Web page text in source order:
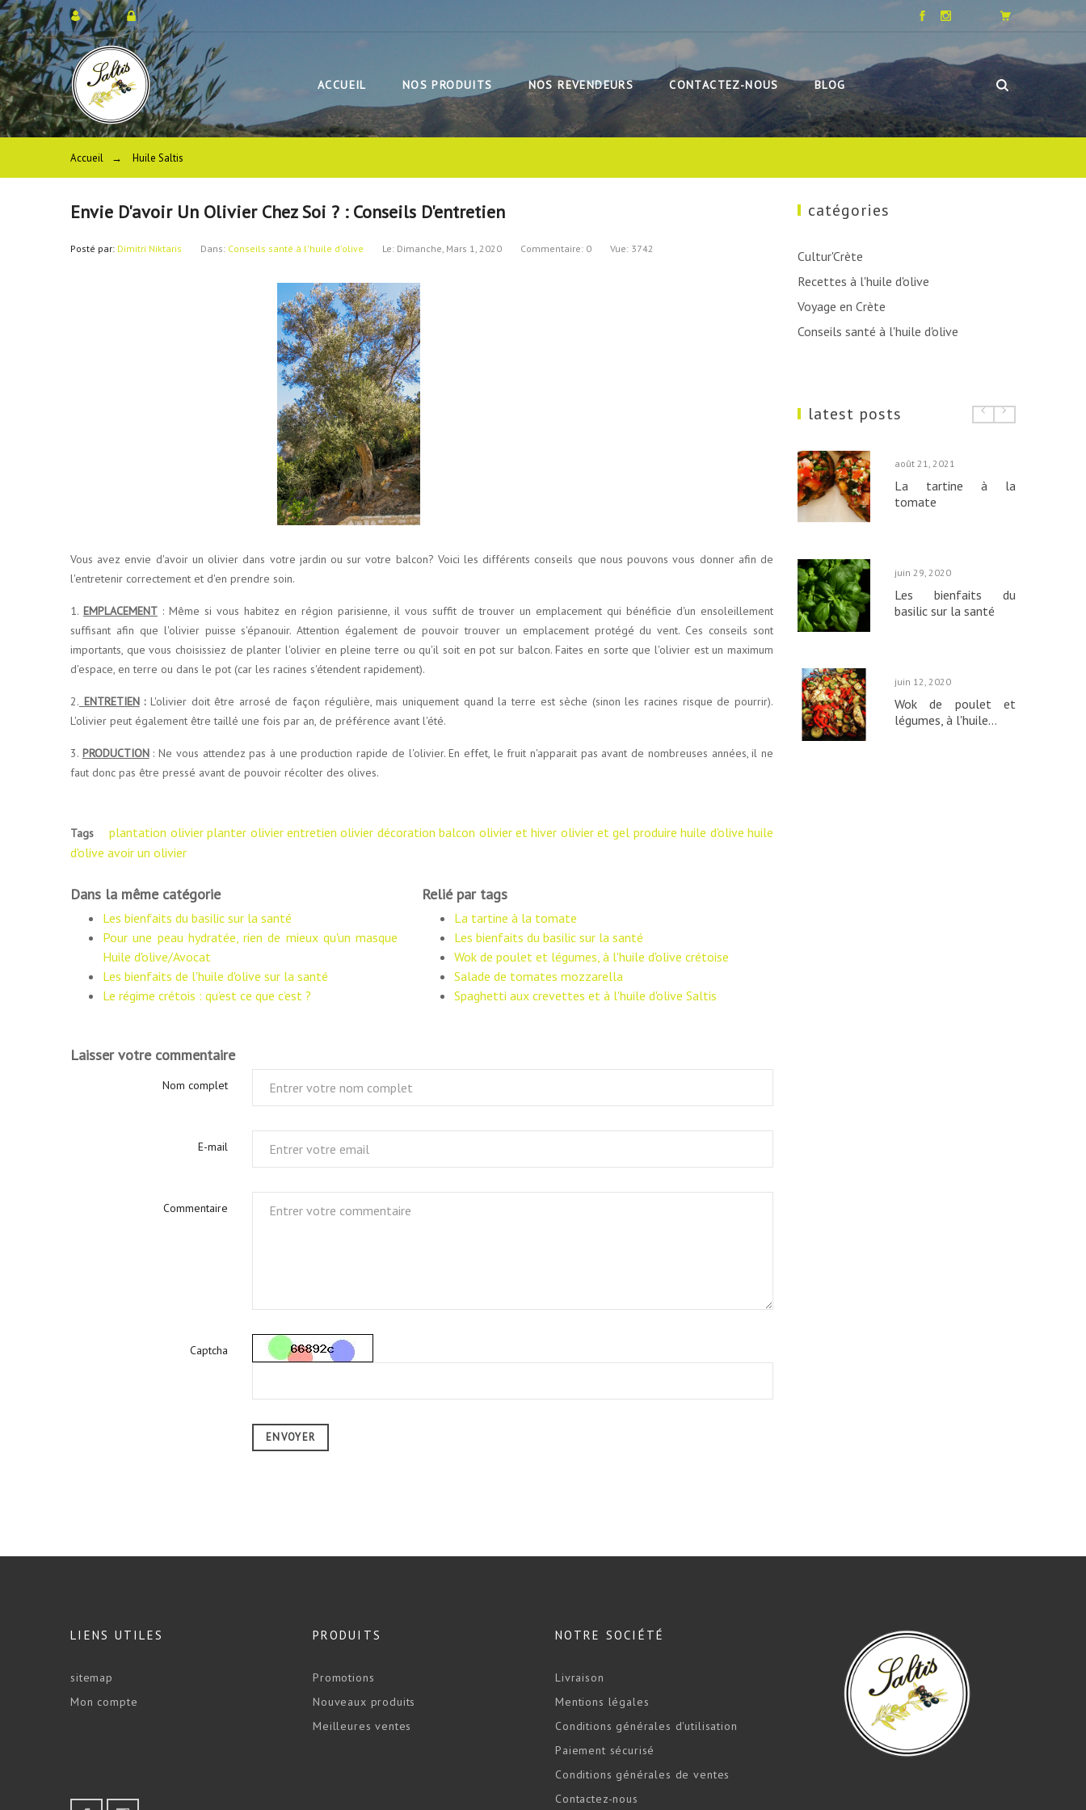
ACCUEIL NOS PRODUITS NOS REVENDEURS CONTACTEZ-NOUS BLOG
Accueil → Huile Saltis
Envie D'avoir Un Olivier Chez Soi ? : Conseils D'entretien
Posté par: Dimitri Niktaris Dans: Conseils santé à l'huile d'olive Le: Dimanche, Mars 1, 2020 Commentaire: 0 Vue: 3742
Vous avez envie d'avoir un olivier dans votre jardin ou sur votre balcon? Voici les différents conseils que nous pouvons vous donner afin de
l'entretenir correctement et d'en prendre soin.
1. EMPLACEMENT : Même si vous habitez en région parisienne, il vous suffit de trouver un emplacement qui bénéficie d'un ensoleillement
suffisant afin que l'olivier puisse s'épanouir. Attention également de pouvoir trouver un emplacement protégé du vent. Ces conseils sont
importants, que vous choisissiez de planter l'olivier en pleine terre ou qu'il soit en pot sur balcon. Faites en sorte que l'olivier est un maximum
d'espace, en terre ou dans le pot (car les racines s'étendent rapidement).
2. ENTRETIEN:L'olivier doit être arrosé de façon régulière, mais uniquement quand la terre est sèche (sinon les racines risque de pourrir).
L'olivier peut également être taillé une fois par an, de préférence avant l'été.
3. PRODUCTION: Ne vous attendez pas à une production rapide de l'olivier. En effet, le fruit n'apparait pas avant de nombreuses années, il ne
faut donc pas être pressé avant de pouvoir récolter des olives.
Tags plantation olivier planter olivier entretien olivier décoration balcon olivier et hiver olivier et gel produire huile d'olive huile
d'olive avoir un olivier
Dans la même catégorie
Les bienfaits du basilic sur la santé
Pour une peau hydratée, rien de mieux qu'un masque
Huile d'olive/Avocat
Les bienfaits de l'huile d'olive sur la santé
Le régime crétois : qu’est ce que c’est ?
Relié par tags
La tartine à la tomate
Les bienfaits du basilic sur la santé
Wok de poulet et légumes, à l'huile d'olive crétoise
Salade de tomates mozzarella
Spaghetti aux crevettes et à l'huile d'olive Saltis
Laisser votre commentaire
Nom complet
E-mail
Commentaire
Captcha
ENVOYER
catégories
Cultur'Crète
Recettes à l'huile d'olive
Voyage en Crète
Conseils santé à l'huile d'olive
latest posts
août 21, 2021
La tartine à la
tomate
juin 29, 2020
Les bienfaits du
basilic sur la santé
juin 12, 2020
Wok de poulet et
légumes, à l'huile...
LIENS UTILES
sitemap
Mon compte
PRODUITS
Promotions
Nouveaux produits
Meilleures ventes
NOTRE SOCIÉTÉ
Livraison
Mentions légales
Conditions générales d'utilisation
Paiement sécurisé
Conditions générales de ventes
Contactez-nous